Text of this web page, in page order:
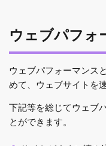
ウェブパフォ
ウェブパフォーマンス
めて、ウェブサイトを
下記等を総じてウェブ
とができます。